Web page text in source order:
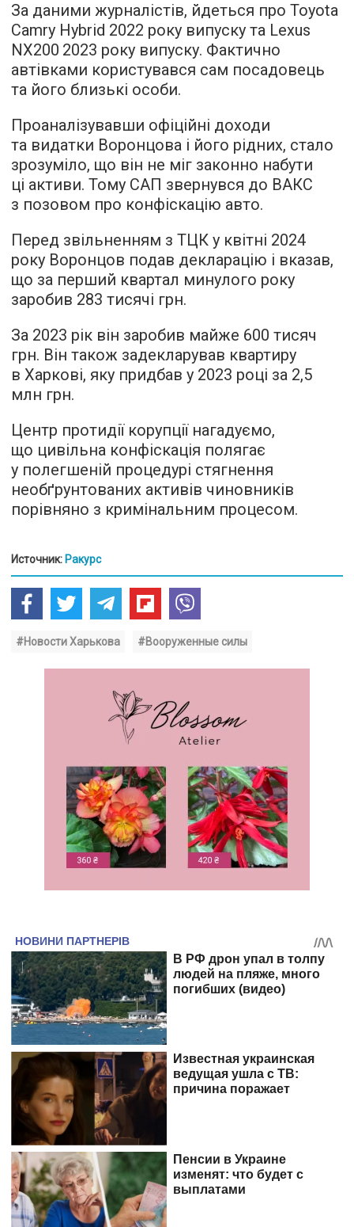
За даними журналістів, йдеться про Toyota
Camry Hybrid 2022 року випуску та Lexus
NX200 2023 року випуску. Фактично
автівками користувався сам посадовець
та його близькі особи.
Проаналізувавши офіційні доходи
та видатки Воронцова і його рідних, стало
зрозуміло, що він не міг законно набути
ці активи. Тому САП звернувся до ВАКС
з позовом про конфіскацію авто.
Перед звільненням з ТЦК у квітні 2024
року Воронцов подав декларацію і вказав,
що за перший квартал минулого року
заробив 283 тисячі грн.
За 2023 рік він заробив майже 600 тисяч
грн. Він також задекларував квартиру
в Харкові, яку придбав у 2023 році за 2,5
млн грн.
Центр протидії корупції нагадуємо,
що цивільна конфіскація полягає
у полегшеній процедурі стягнення
необґрунтованих активів чиновників
порівняно з кримінальним процесом.
Источник: Ракурс
#Новости Харькова #Вооруженные силы